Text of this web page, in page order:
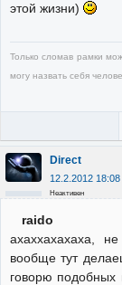
этой жизни)
Только сломав рамки
могу назвать себя
Direct
12.2.2012 18:08
Неактивен
raido
ахаххахахаха,
вообще тут
говорю подобных